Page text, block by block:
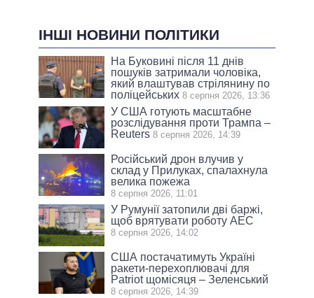
ІНШІ НОВИНИ ПОЛІТИКИ
На Буковині після 11 днів
пошуків затримали чоловіка,
який влаштував стрілянину по
поліцейських 8 серпня 2026, 13:36
У США готують масштабне
розслідування проти Трампа –
Reuters 8 серпня 2026, 14:39
Російський дрон влучив у
склад у Прилуках, спалахнула
велика пожежа
8 серпня 2026, 11:01
У Румунії затопили дві баржі,
щоб врятувати роботу АЕС
8 серпня 2026, 14:02
США постачатимуть Україні
ракети-перехоплювачі для
Patriot щомісяця – Зеленський
8 серпня 2026, 14:39